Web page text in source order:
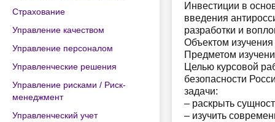
Страхование
Управление качеством
Управление персоналом
Управленческие решения
Управление рисками / Риск-
менеджмент
Управленческий учет
Инвестиции в
введения
разработки и
Объектом изучения
Предметом
Целью курсовой
безопасности
задачи:
– раскрыть
– изучить